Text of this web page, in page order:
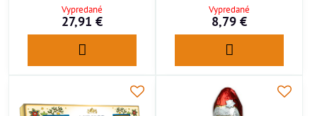
Vypredané
27,91 €
Vypredané
8,79 €